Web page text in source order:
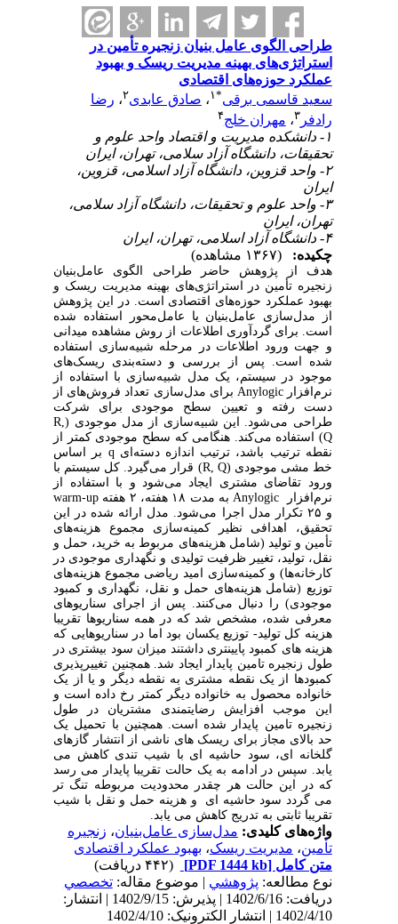
طراحی الگوی عامل بنیان زنجیره تأمین در
استراتژی‌های بهینه مدیریت ریسک و بهبود
عملکرد حوزه‌های اقتصادی
سعید قاسمی برقی
۱،صادق عابدی۲ ،رضا
رادفر۳ ،مهران خلج
۱- دانشکده مدیریت و اقتصاد واحد علوم و
تحقیقات، دانشگاه آزاد سلامی، تهران، ایران
۲- واحد قزوین، دانشگاه آزاد اسلامی، قزوین،
ایران
۳- واحد علوم و تحقیقات، دانشگاه آزاد سلامی،
تهران، ایران
چکیده:
هدف از پژوهش حاضر طراحی الگوی عامل‌بنیان
زنجیره تأمین در استراتژی‌های بهینه مدیریت ریسک و
بهبود عملکرد حوزه‌های اقتصادی است. در این پژوهش
از مدل‌سازی عامل‌بنیان یا عامل‌محور استفاده شده
است. برای گرد‌آوری اطلاعات از روش مشاهده میدانی
و جهت ورود اطلاعات در مرحله شبیه‌سازی استفاده
شده است. پس از بررسی و دسته‌بندی ریسک‌های
موجود در سیستم، یک مدل شبیه‌سازی با استفاده از
نرم‌افزار Anylogic برای مدل‌سازی تعداد فروش‌های از
دست رفته و تعیین سطح موجودی برای شرکت
طراحی می‌شود. این شبیه‌سازی از مدل موجودی (R,
Q) استفاده می‌کند. هنگامی که سطح موجودی کمتر از
نقطه ترتیب باشد، ترتیب اندازه دسته‌ای q بر اساس
خط مشی موجودی (R, Q) قرار می‌گیرد. کل سیستم با
ورود تقاضای مشتری ایجاد می‌شود و با استفاده از
نرم‌افزار Anylogic به مدت ۱۸ هفته، ۲ هفته warm-up
و ۲۵ تکرار مدل اجرا می‌شود. مدل ارائه شده در این
تحقیق، اهدافی نظیر کمینه‌سازی مجموع هزینه‌های
تأمین و تولید (شامل هزینه‌های مربوط به خرید، حمل و
نقل، تولید، تغییر ظرفیت تولیدی و نگهداری موجودی در
کارخانه‌ها) و کمینه‌سازی امید ریاضی مجموع هزینه‌های
توزیع (شامل هزینه‌های حمل و نقل، نگهداری و کمبود
موجودی) را دنبال می‌کنند. پس از اجرای سناریوهای
معرفی ‌شده، مشخص شد که در همه سناریوها تقریبا
هزینه کل تولید- توزیع یکسان بود اما در سناریوهایی که
هزینه های کمبود پایینتری داشتند میزان سود بیشتری در
طول زنجیره تامین پایدار ایجاد شد. همچنین تغییرپذیری
کمبودها از یک نقطه مشتری به نقطه دیگر و یا از یک
خانواده محصول به خانواده دیگر کمتر رخ داده است و
این موجب افزایش رضایتمندی مشتریان در طول
زنجیره تامین پایدار شده است. همچنین با تحمیل یک
حد بالای مجاز برای ریسک های ناشی از انتشار گازهای
گلخانه ای، سود حاشیه ای با شیب تندی کاهش می
یابد. سپس در ادامه به یک حالت تقریبا پایدار می رسد
که در این حالت هر چقدر محدودیت مربوطه تنگ تر
می گردد سود حاشیه ای و هزینه حمل و نقل با شیب
تقریبا ثابتی به تدریج کاهش می یابد.
واژه‌های کلیدی:مدل‌سازی عامل‌بنیان،زنجیره
تأمین،مدیریت ریسک،بهبود عملکرد اقتصادی
متن کامل[PDF 1444 kb]
نوع مطالعه:پژوهشي| موضوع مقاله:تخصصي
دریافت: 1402/6/16 | پذیرش: 1402/9/15 | انتشار:
1402/4/10 | انتشار الکترونیک: 1402/4/10